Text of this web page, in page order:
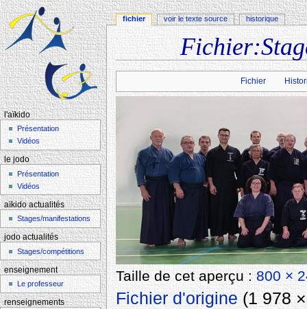
Aller à :navigation , rechercher
Fichier
Taille de cet aperçu :800 ×
Fichier d'origine‎(1 978
fichier voir le texte source historique
l'aïkido
Présentation
Vidéos
le jodo
Présentation
Vidéos
aïkido actualités
Stages/manifestations
jodo actualités
Stages/compétitions
enseignement
Le professeur
renseignements